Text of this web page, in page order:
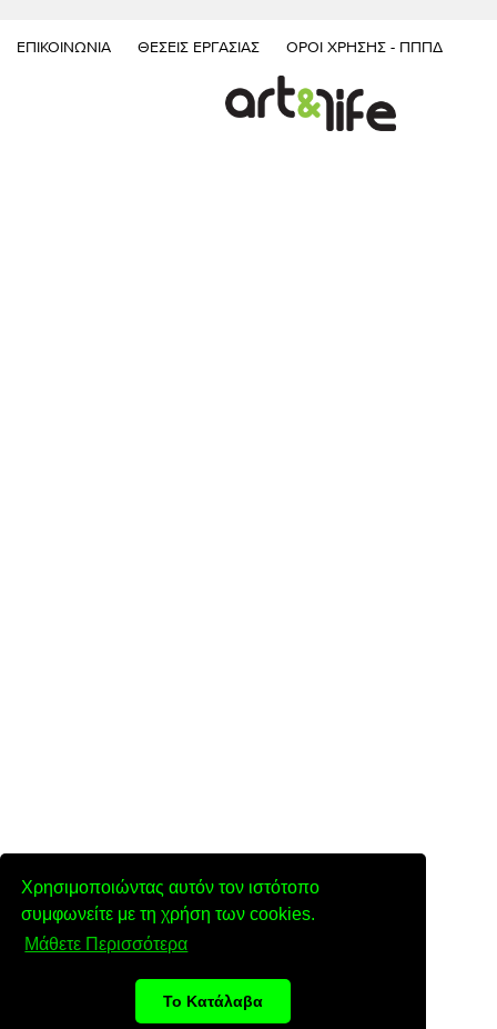
Χρησιμοποιώντας αυτόν τον ιστότοπο
συμφωνείτε με τη χρήση των cookies.
Μάθετε Περισσότερα
Το Κατάλαβα
ΕΠΙΚΟΙΝΩΝΊΑ ΘΈΣΕΙΣ ΕΡΓΑΣΊΑΣ ΌΡΟΙ ΧΡΉΣΗΣ - ΠΠΠΔ